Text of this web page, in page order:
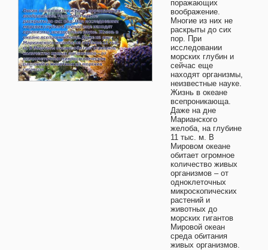
поражающих
воображение.
Многие из них не
раскрыты до сих
пор. При
исследовании
морских глубин и
сейчас еще
находят организмы,
неизвестные науке.
Жизнь в океане
всепроникающа.
Даже на дне
Марианского
желоба, на глубине
11 тыс. м. В
Мировом океане
обитает огромное
количество живых
организмов – от
одноклеточных
микроскопических
растений и
животных до
морских гигантов
Мировой океан
среда обитания
живых организмов.